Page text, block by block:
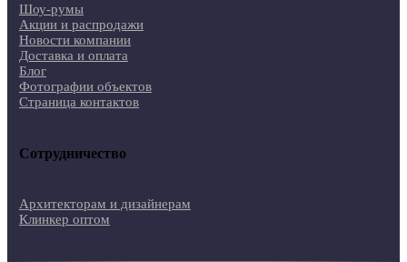
Шоу-румы
Акции и распродажи
Новости компании
Доставка и оплата
Блог
Фотографии объектов
Страница контактов
Сотрудничество
Архитекторам и дизайнерам
Клинкер оптом